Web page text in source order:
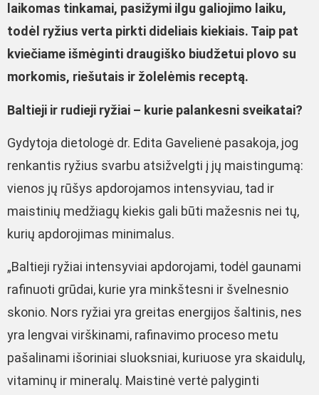
laikomas tinkamai, pasižymi ilgu galiojimo laiku,
todėl ryžius verta pirkti dideliais kiekiais. Taip pat
kviečiame išmėginti draugiško biudžetui plovo su
morkomis, riešutais ir žolelėmis receptą.
Baltieji ir rudieji ryžiai – kurie palankesni sveikatai?
Gydytoja dietologė dr. Edita Gavelienė pasakoja, jog
renkantis ryžius svarbu atsižvelgti į jų maistingumą:
vienos jų rūšys apdorojamos intensyviau, tad ir
maistinių medžiagų kiekis gali būti mažesnis nei tų,
kurių apdorojimas minimalus.
„Baltieji ryžiai intensyviai apdorojami, todėl gaunami
rafinuoti grūdai, kurie yra minkštesni ir švelnesnio
skonio. Nors ryžiai yra greitas energijos šaltinis, nes
yra lengvai virškinami, rafinavimo proceso metu
pašalinami išoriniai sluoksniai, kuriuose yra skaidulų,
vitaminų ir mineralų. Maistinė vertė palyginti